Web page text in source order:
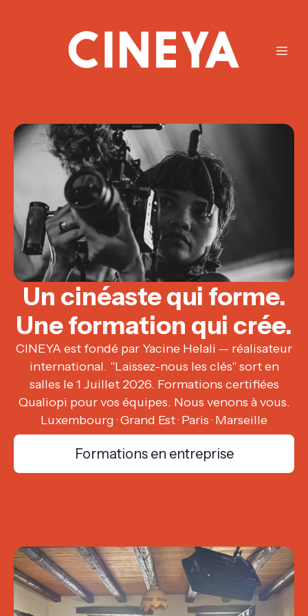
Un cinéaste qui forme.
Une formation qui crée.
CINEYA est fondé par Yacine Helali — réalisateur
international. "Laissez-nous les clés" sort en
salles le 1 Juillet 2026. Formations certifiées
Qualiopi pour vos équipes. Nous venons à vous.
Luxembourg · Grand Est · Paris · Marseille
Formations en entreprise